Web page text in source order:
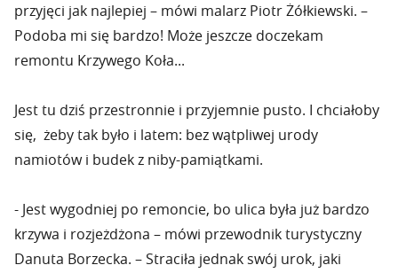
przyjęci jak najlepiej – mówi malarz Piotr Żółkiewski. –
Podoba mi się bardzo! Może jeszcze doczekam
remontu Krzywego Koła...
Jest tu dziś przestronnie i przyjemnie pusto. I chciałoby
się, żeby tak było i latem: bez wątpliwej urody
namiotów i budek z niby-pamiątkami.
- Jest wygodniej po remoncie, bo ulica była już bardzo
krzywa i rozjeżdżona – mówi przewodnik turystyczny
Danuta Borzecka. – Straciła jednak swój urok, jaki